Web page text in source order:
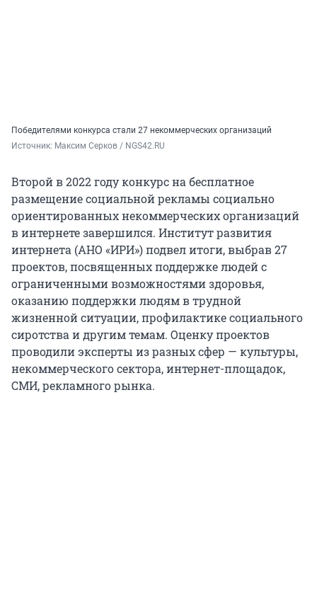
Победителями конкурса стали 27 некоммерческих организаций
Источник: Максим Серков / NGS42.RU
Второй в 2022 году конкурс на бесплатное
размещение социальной рекламы социально
ориентированных некоммерческих организаций
в интернете завершился. Институт развития
интернета (АНО «ИРИ») подвел итоги, выбрав 27
проектов, посвященных поддержке людей с
ограниченными возможностями здоровья,
оказанию поддержки людям в трудной
жизненной ситуации, профилактике социального
сиротства и другим темам. Оценку проектов
проводили эксперты из разных сфер — культуры,
некоммерческого сектора, интернет-площадок,
СМИ, рекламного рынка.